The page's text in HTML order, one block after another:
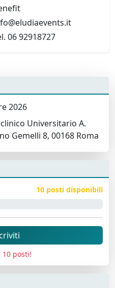
06 92918727
2026
Universitario A.
Gemelli 8, 00168 Roma
10 posti disponibili
posti!